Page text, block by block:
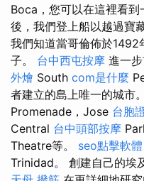
Boca，您可以在這裡看到
後，我們登上船以越過寶
我們知道當哥倫佈於1492
子。 台中西屯按摩 進一
外燴 South com是什麼
者建立的島上唯一的城市
Promenade，Jose 台胞
Central 台中頭部按摩
Theatre等。 seo點擊軟體
Trinidad。 創建自己的埃